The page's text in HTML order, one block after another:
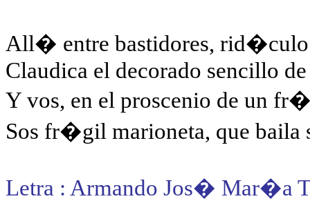
All� entre bastidores, rid�culo
Claudica el decorado sencillo
Y vos, en el proscenio de un
Sos fr�gil marioneta, que baila
Letra : Armando Jos� Mar�a